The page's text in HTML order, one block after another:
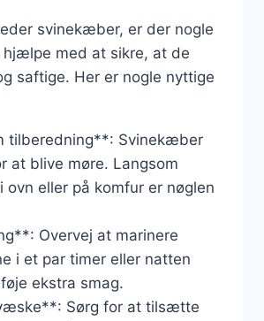
svinekæber, er der nogle
hjælpe med at sikre, at de
saftige. Her er nogle nyttige
tilberedning**: Svinekæber
at blive møre. Langsom
ovn eller på komfur er nøglen
Overvej at marinere
i et par timer eller natten
ekstra smag.
Sørg for at tilsætte